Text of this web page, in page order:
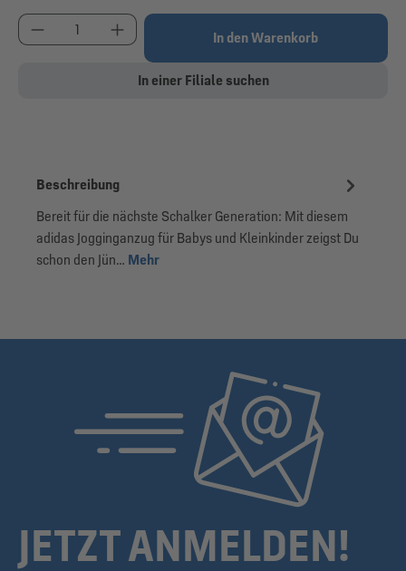
Produkt Anzahl: Gib den gewünschten Wert ein
In den Warenkorb
In einer Filiale suchen
Beschreibung
Bereit für die nächste Schalker Generation: Mit diesem
adidas Jogginganzug für Babys und Kleinkinder zeigst Du
schon den Jün… Mehr
JETZT ANMELDEN!